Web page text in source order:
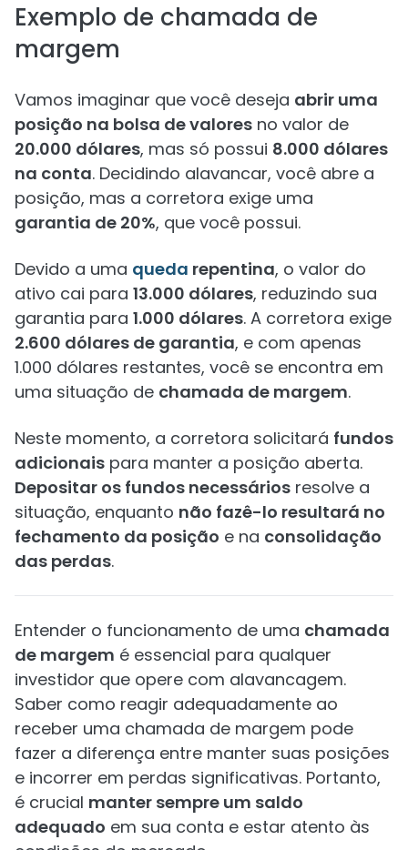
Exemplo de chamada de
margem
Vamos imaginar que você deseja abrir uma
posição na bolsa de valores no valor de
20.000 dólares, mas só possui 8.000 dólares
na conta. Decidindo alavancar, você abre a
posição, mas a corretora exige uma
garantia de 20%, que você possui.
Devido a uma queda repentina, o valor do
ativo cai para 13.000 dólares, reduzindo sua
garantia para 1.000 dólares. A corretora exige
2.600 dólares de garantia, e com apenas
1.000 dólares restantes, você se encontra em
uma situação de chamada de margem.
Neste momento, a corretora solicitará fundos
adicionais para manter a posição aberta.
Depositar os fundos necessários resolve a
situação, enquanto não fazê-lo resultará no
fechamento da posição e na consolidação
das perdas.
Entender o funcionamento de uma chamada
de margem é essencial para qualquer
investidor que opere com alavancagem.
Saber como reagir adequadamente ao
receber uma chamada de margem pode
fazer a diferença entre manter suas posições
e incorrer em perdas significativas. Portanto,
é crucial manter sempre um saldo
adequado em sua conta e estar atento às